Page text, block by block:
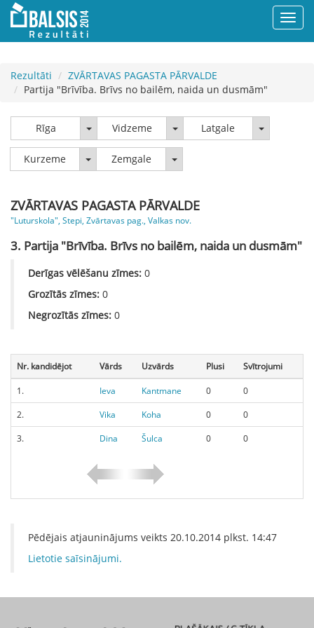
Rezultāti
ZVĀRTAVAS PAGASTA PĀRVALDE
Partija "Brīvība. Brīvs no bailēm, naida un dusmām"
Rīga Rīga Vidzeme VidzemeLatgale Latgale
Kurzeme KurzemeZemgale Zemgale
ZVĀRTAVAS PAGASTA PĀRVALDE
"Luturskola", Stepi, Zvārtavas pag., Valkas nov.
3. Partija "Brīvība. Brīvs no bailēm, naida un dusmām"
Derīgas vēlēšanu zīmes: 0
Grozītās zīmes: 0
Negrozītās zīmes: 0
Nr. kandidējot Vārds Uzvārds Plusi Svītrojumi
1. Ieva Kantmane 0
0
2.
Vika Koha 0
0
3.
Dina Šulca 0 0
Pēdējais atjauninājums veikts 20.10.2014 plkst. 14:47
Lietotie saīsinājumi.